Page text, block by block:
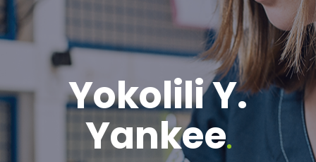
Yokolili Y.
Yankee